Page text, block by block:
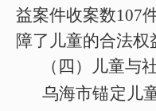
益案件收案数107
障了儿童的合法权
（四）儿童与
乌海市锚定儿